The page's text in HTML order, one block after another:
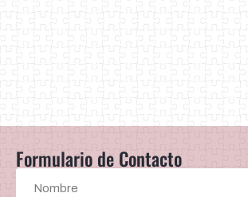
Formulario de Contacto